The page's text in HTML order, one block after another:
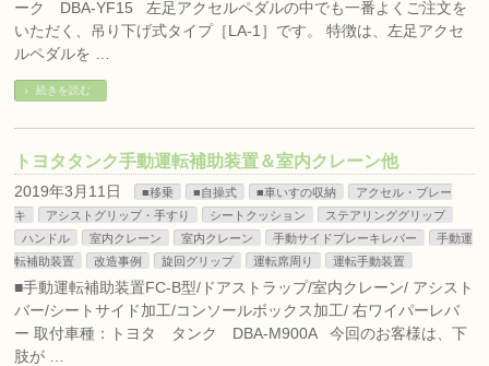
ーク DBA-YF15 左足アクセルペダルの中でも一番よくご注文を
いただく、吊り下げ式タイプ［LA-1］です。 特徴は、左足アクセ
ルペダルを …
続きを読む
トヨタタンク手動運転補助装置＆室内クレーン他
2019年3月11日 ■移乗 ■自操式 ■車いすの収納
アクセル・ブレー
キ
アシストグリップ・手すり シートクッション
ステアリンググリップ
ハンドル
室内クレーン 室内クレーン 手動サイドブレーキレバー
手動運
転補助装置
改造事例 旋回グリップ 運転席周り 運転手動装置
■手動運転補助装置FC-B型/ドアストラップ/室内クレーン/ アシスト
バー/シートサイド加工/コンソールボックス加工/ 右ワイパーレバ
ー 取付車種：トヨタ タンク DBA-M900A 今回のお客様は、下
肢が …